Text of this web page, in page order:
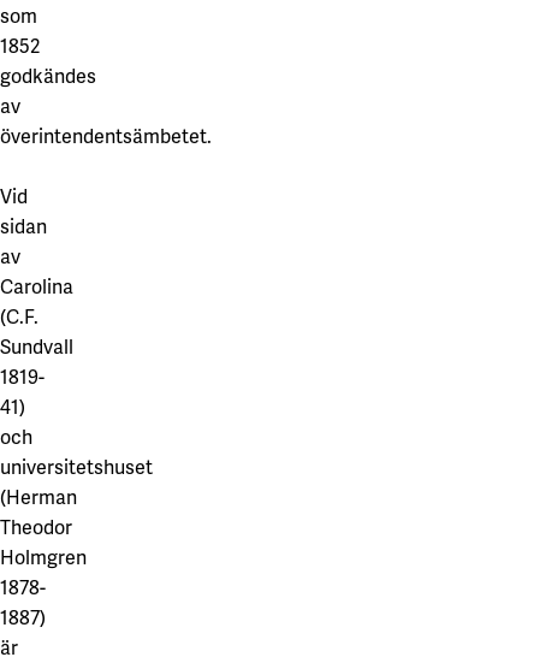
Borås
Högskolan i Borås
som
1852
godkändes
av
överintendentsämbetet.
Vid
sidan
av
Carolina
(C.F.
Sundvall
1819-
41)
och
universitetshuset
(Herman
Theodor
Holmgren
1878-
1887)
är